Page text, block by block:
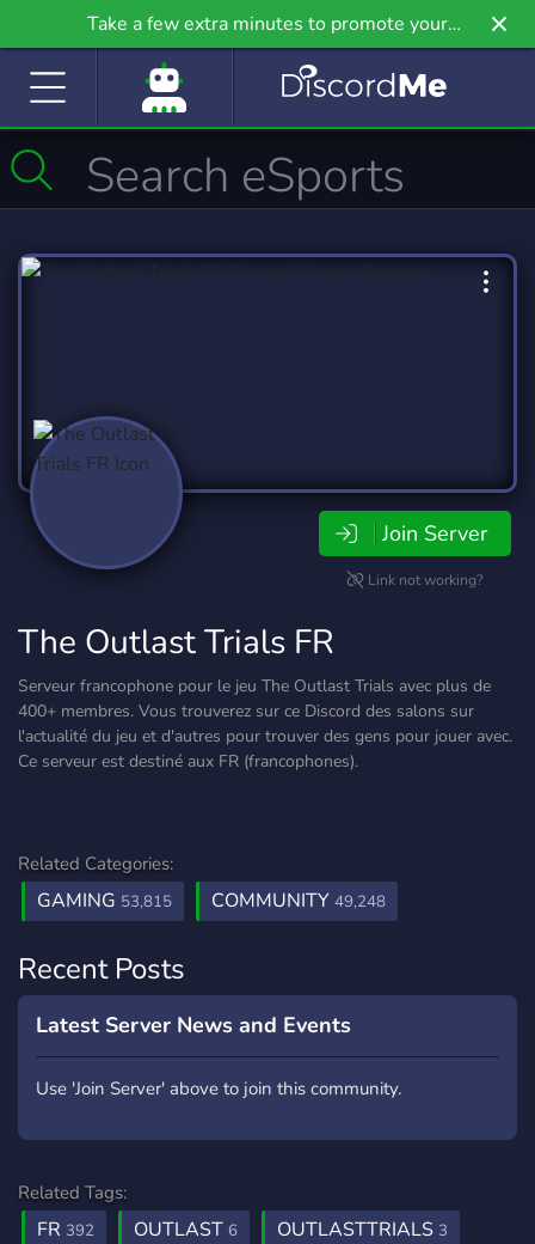
Take a few extra minutes to promote your
community even further on Griv.io, our newest
Join Server
Link not working?
The Outlast Trials FR
Serveur francophone pour le jeu The Outlast Trials avec plus de
400+ membres. Vous trouverez sur ce Discord des salons sur
l'actualité du jeu et d'autres pour trouver des gens pour jouer avec.
Ce serveur est destiné aux FR (francophones).
Related Categories:
GAMING 53,815 COMMUNITY 49,248
Recent Posts
Latest Server News and Events
Use 'Join Server' above to join this community.
Related Tags:
FR 392 OUTLAST 6 OUTLASTTRIALS 3